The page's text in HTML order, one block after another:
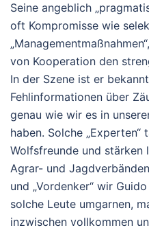
Seine angeblich
oft Kompromisse wie
von Kooperation den
In der Szene ist er
Fehlinformationen über
genau wie wir es in
haben. Solche
Wolfsfreunde und
Agrar- und
und „Vordenker“ wir
solche Leute umgarnen,
inzwischen vollkommen